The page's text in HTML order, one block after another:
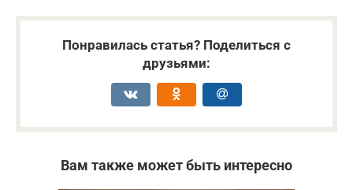
Понравилась статья? Поделиться с
друзьями:
Вам также может быть интересно